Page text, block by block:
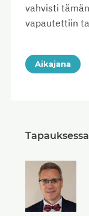
vahvisti
vapautettiin
Aikajana